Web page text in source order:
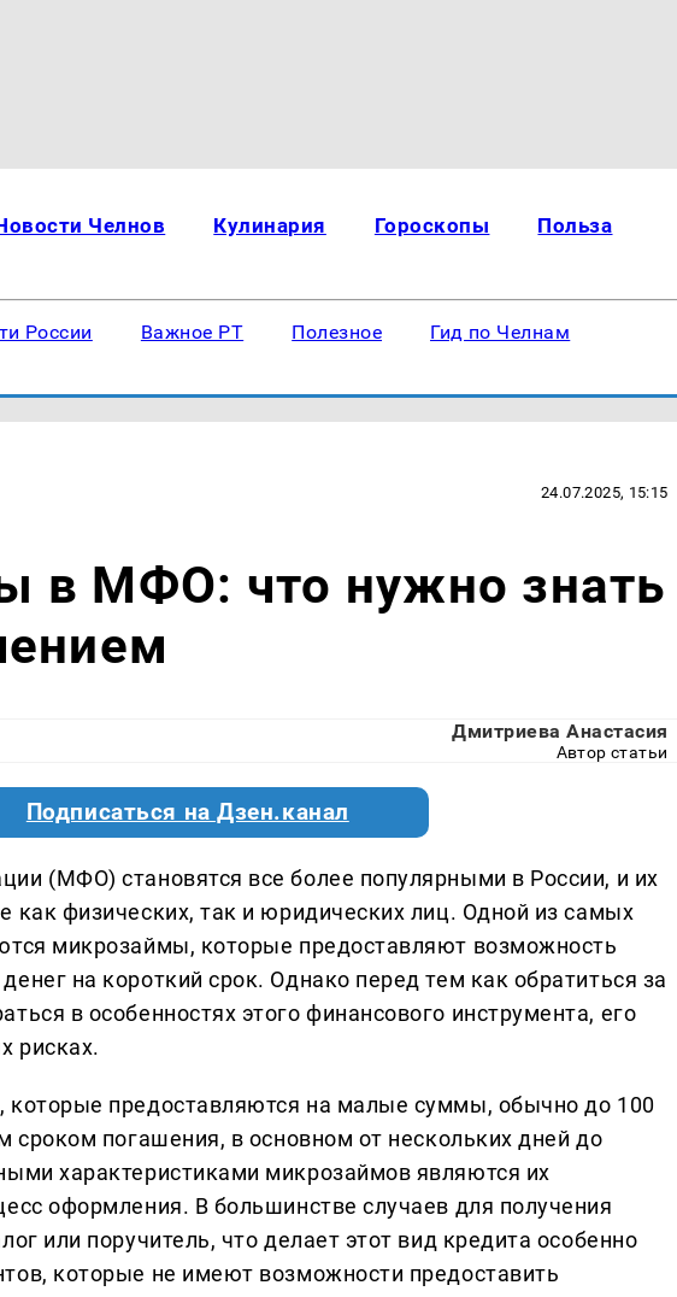
Челнов Кулинария Гороскопы Польза
России Важное РТ Полезное Гид по Челнам
24.07.2025, 15:15
в МФО: что нужно знать
Дмитриева Анастасия
Автор статьи
Подписаться на Дзен.канал
(МФО) становятся все более популярными в России, и их
как физических, так и юридических лиц. Одной из самых
микрозаймы, которые предоставляют возможность
на короткий срок. Однако перед тем как обратиться за
в особенностях этого финансового инструмента, его
рисках.
предоставляются на малые суммы, обычно до 100
сроком погашения, в основном от нескольких дней до
характеристиками микрозаймов являются их
оформления. В большинстве случаев для получения
или поручитель, что делает этот вид кредита особенно
которые не имеют возможности предоставить